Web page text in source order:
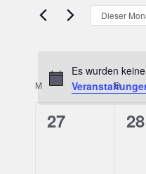
Es wurden
Ansichten,
Suche
Veranstaltungen
Schlüsselwort.
Dieser
Kalender
von
M MONTAG D
0
27
0
28